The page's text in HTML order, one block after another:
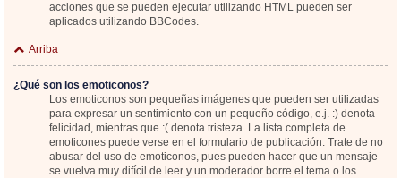
acciones que se pueden ejecutar utilizando HTML pueden ser
aplicados utilizando BBCodes.
Arriba
¿Qué son los emoticonos?
Los emoticonos son pequeñas imágenes que pueden ser utilizadas
para expresar un sentimiento con un pequeño código, e.j. :) denota
felicidad, mientras que :( denota tristeza. La lista completa de
emoticones puede verse en el formulario de publicación. Trate de no
abusar del uso de emoticonos, pues pueden hacer que un mensaje
se vuelva muy difícil de leer y un moderador borre el tema o los